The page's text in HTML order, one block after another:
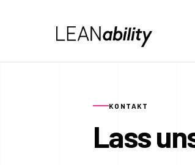
KONTAKT
Lass